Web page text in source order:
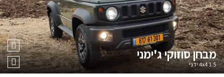
מבחןסוזוקי ג'ימני
1.5 4x4 ידני